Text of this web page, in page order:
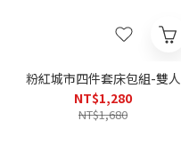
粉紅城市四件套床包組-雙人
NT$1,280
NT$1,680